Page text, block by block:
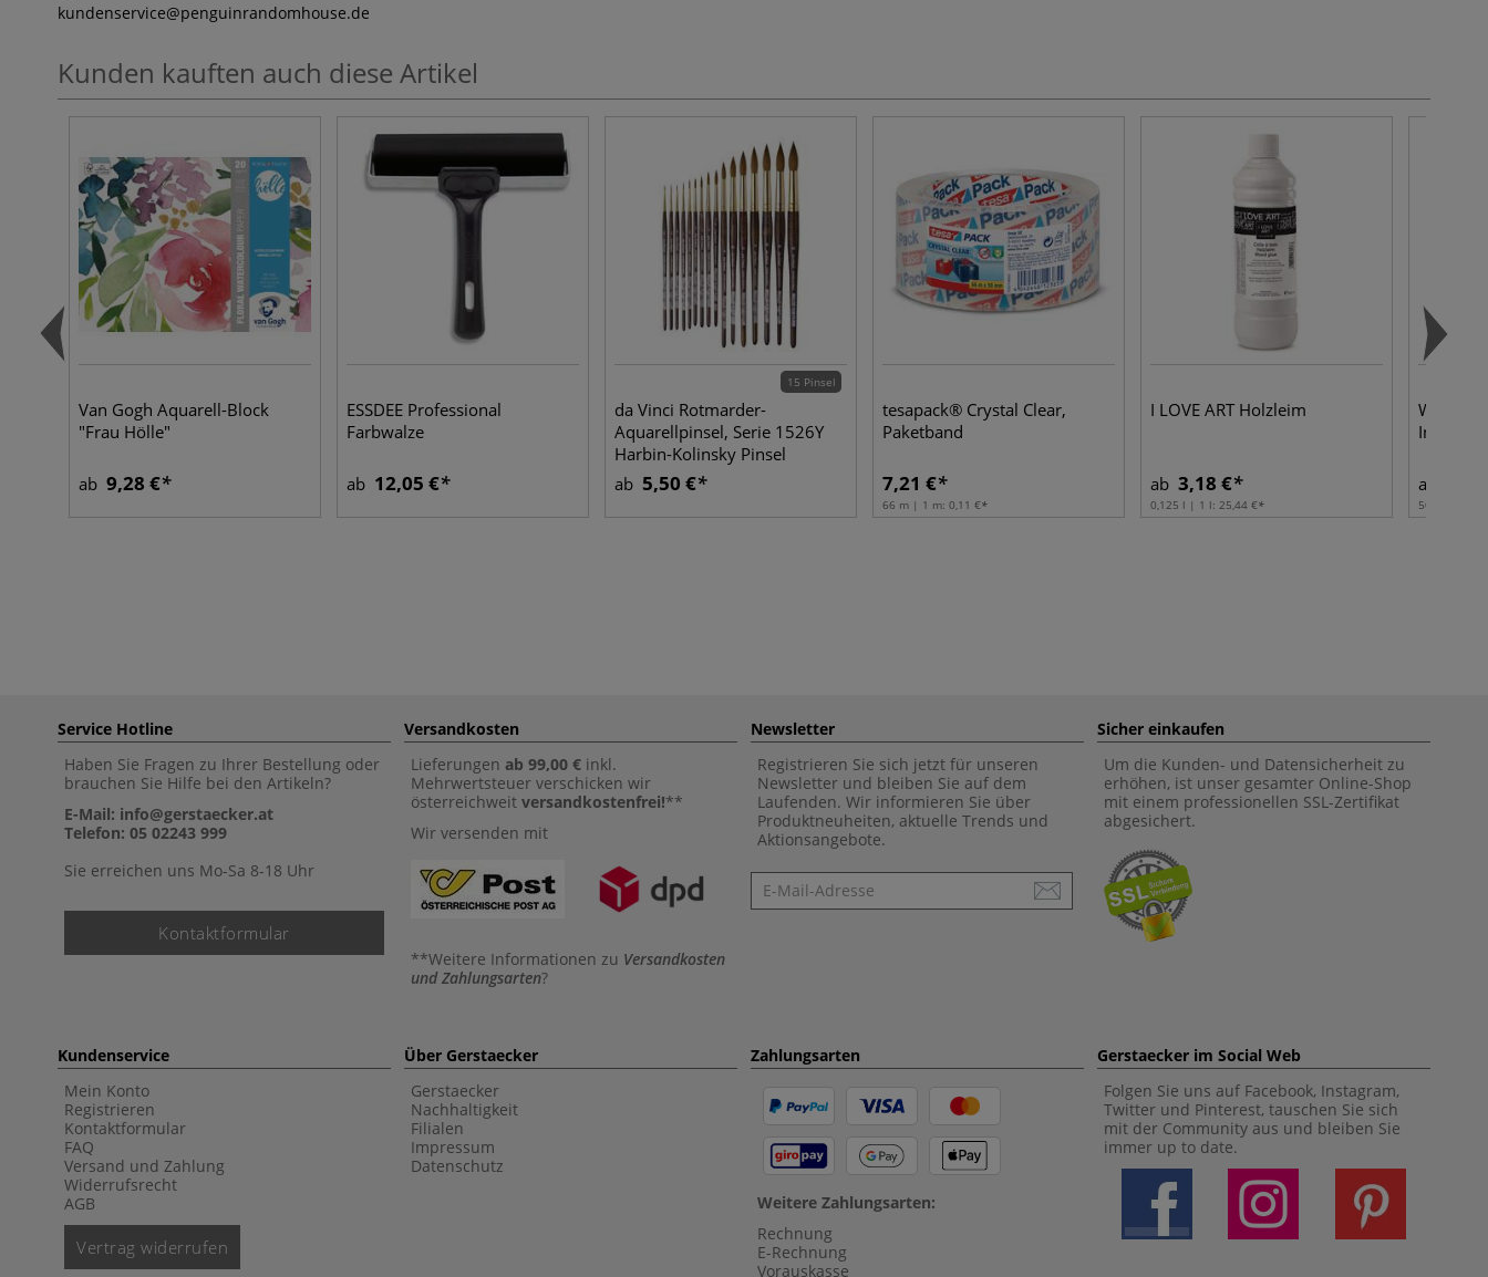
kundenservice@penguinrandomhouse.de
Kunden kauften auch diese Artikel
Van Gogh Aquarell-Block
"Frau Hölle"
ab 9,28 €
ESSDEE Professional
Farbwalze
ab 12,05 €
15 Pinsel
da Vinci Rotmarder-
Aquarellpinsel, Serie 1526Y
Harbin-Kolinsky Pinsel
ab 5,50 €
tesapack® Crystal Clear,
Paketband
7,21 €
66 m | 1 m: 0,11 €
I LOVE ART Holzleim
ab 3,18 €
0,125 l | 1 l: 25,44 €
Washi
ab
50 m | 1 m:
Service Hotline
Haben Sie Fragen zu Ihrer Bestellung oder
brauchen Sie Hilfe bei den Artikeln?
E-Mail: info@gerstaecker.at
Telefon: 05 02243 999
Sie erreichen uns Mo-Sa 8-18 Uhr
Kontaktformular
Versandkosten
Lieferungen ab 99,00 € inkl.
Mehrwertsteuer verschicken wir
österreichweit versandkostenfrei!**
Wir versenden mit
**Weitere Informationen zu Versandkosten
und Zahlungsarten?
Newsletter
Registrieren Sie sich jetzt für unseren
Newsletter und bleiben Sie auf dem
Laufenden. Wir informieren Sie über
Produktneuheiten, aktuelle Trends und
Aktionsangebote.
Newsletter
Sicher einkaufen
Um die Kunden- und Datensicherheit zu
erhöhen, ist unser gesamter Online-Shop
mit einem professionellen SSL-Zertifikat
abgesichert.
Kundenservice
Mein Konto
Registrieren
Kontaktformular
FAQ
Versand und Zahlung
Widerrufsrecht
AGB
Vertrag widerrufen
Über Gerstaecker
Gerstaecker
Nachhaltigkeit
Filialen
Impressum
Datenschutz
Zahlungsarten
Weitere Zahlungsarten:
Rechnung
E-Rechnung
Vorauskasse
Gerstaecker im Social Web
Folgen Sie uns auf Facebook, Instagram,
Twitter und Pinterest, tauschen Sie sich
mit der Community aus und bleiben Sie
immer up to date.